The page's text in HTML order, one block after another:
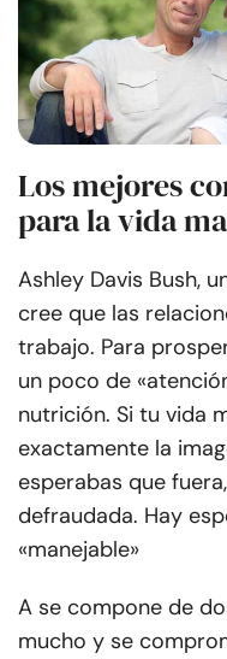
Los mejores
para la vida
Ashley Davis Bush,
cree que las
trabajo. Para
un poco de
nutrición. Si tu vida
exactamente la
esperabas que
defraudada. Hay
«manejable»
A se compone de
mucho y se